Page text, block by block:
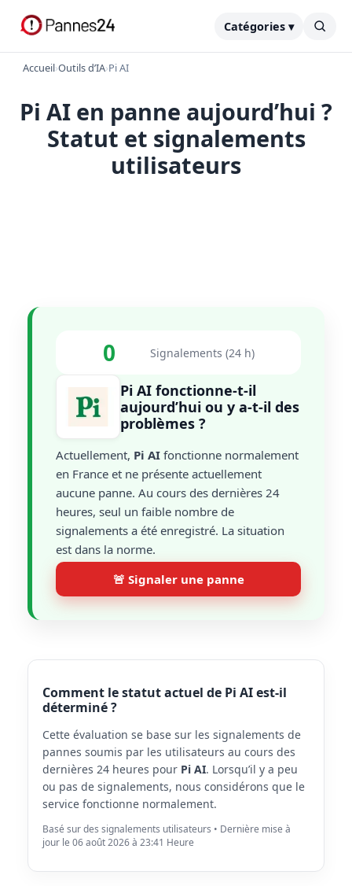
Catégories ▾
Accueil›Outils d’IA›Pi AI
Pi AI en panne aujourd’hui ?
Statut et signalements
utilisateurs
0 Signalements (24 h)
Pi AI fonctionne-t-il
aujourd’hui ou y a-t-il des
problèmes ?
Actuellement, Pi AI fonctionne normalement
en France et ne présente actuellement
aucune panne. Au cours des dernières 24
heures, seul un faible nombre de
signalements a été enregistré. La situation
est dans la norme.
🚨 Signaler une panne
Comment le statut actuel de Pi AI est-il
déterminé ?
Cette évaluation se base sur les signalements de
pannes soumis par les utilisateurs au cours des
dernières 24 heures pour Pi AI. Lorsqu’il y a peu
ou pas de signalements, nous considérons que le
service fonctionne normalement.
Basé sur des signalements utilisateurs • Dernière mise à
jour le 06 août 2026 à 23:41 Heure